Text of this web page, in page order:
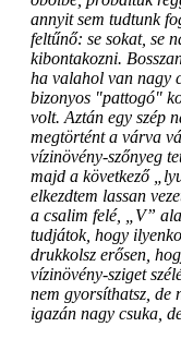
annyit sem tudtunk
feltűnő: se sokat, se
kibontakozni.
ha valahol van nagy
bizonyos "pattogó"
volt. Aztán egy szép
megtörtént a várva
vízinövény-szőnyeg
majd a következő
elkezdtem lassan
a csalim felé, „V”
tudjátok, hogy
drukkolsz erősen,
vízinövény-sziget
nem gyorsíthatsz, de
igazán nagy csuka,